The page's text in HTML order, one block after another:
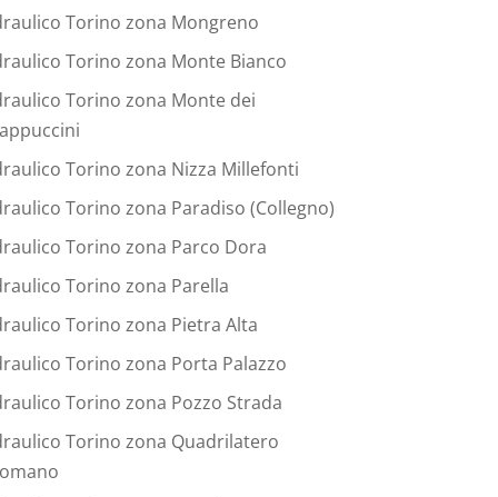
Torino zona Mongreno
Torino zona Monte Bianco
Torino zona Monte dei
Torino zona Nizza Millefonti
Torino zona Paradiso (Collegno)
Torino zona Parco Dora
Torino zona Parella
Torino zona Pietra Alta
Torino zona Porta Palazzo
Torino zona Pozzo Strada
Torino zona Quadrilatero